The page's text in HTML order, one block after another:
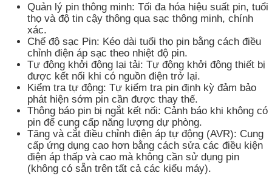
Quản lý pin thông minh: Tối đa hóa hiệu suất pin, tuổi
thọ và độ tin cậy thông qua sạc thông minh, chính
xác.
Chế độ sạc Pin: Kéo dài tuổi thọ pin bằng cách điều
chỉnh điện áp sạc theo nhiệt độ pin.
Tự động khởi động lại tải: Tự động khởi động thiết bị
được kết nối khi có nguồn điện trở lại.
Kiểm tra tự động: Tự kiểm tra pin định kỳ đảm bảo
phát hiện sớm pin cần được thay thế.
Thông báo pin bị ngắt kết nối: Cảnh báo khi không có
pin để cung cấp năng lượng dự phòng.
Tăng và cắt điều chỉnh điện áp tự động (AVR): Cung
cấp ứng dụng cao hơn bằng cách sửa các điều kiện
điện áp thấp và cao mà không cần sử dụng pin
(không có sẵn trên tất cả các kiểu máy).